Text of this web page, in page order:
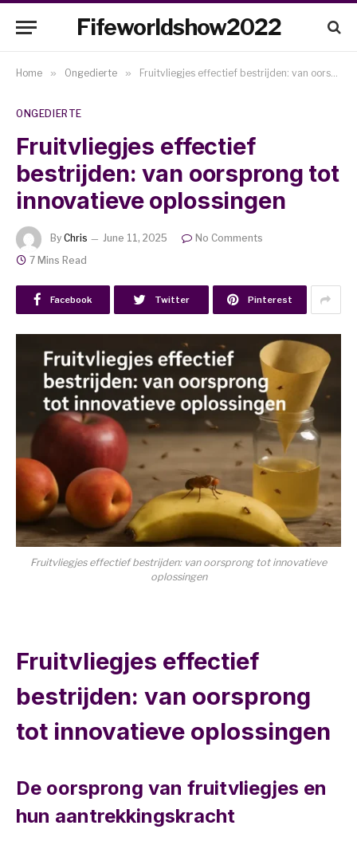
Fifeworldshow2022
Home » Ongedierte » Fruitvliegjes effectief bestrijden: van oorsprong tot innovatieve oplossingen
ONGEDIERTE
Fruitvliegjes effectief
bestrijden: van oorsprong tot
innovatieve oplossingen
By Chris June 11, 2025
No Comments
7 Mins Read
Facebook Twitter Pinterest
Fruitvliegjes effectief bestrijden: van oorsprong tot innovatieve
oplossingen
Fruitvliegjes effectief
bestrijden: van oorsprong
tot innovatieve oplossingen
De oorsprong van fruitvliegjes en
hun aantrekkingskracht